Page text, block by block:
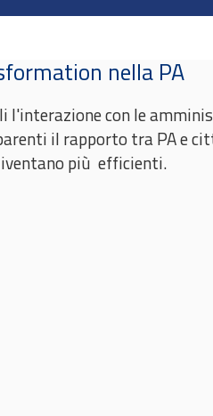
nella PA
l'interazione con le
il rapporto tra PA e
più efficienti.